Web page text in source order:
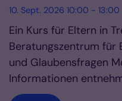
10. Sept. 2026 10:00 - 13:00
Ein Kurs für Eltern in
Beratungszentrum für
und Glaubensfragen
Informationen